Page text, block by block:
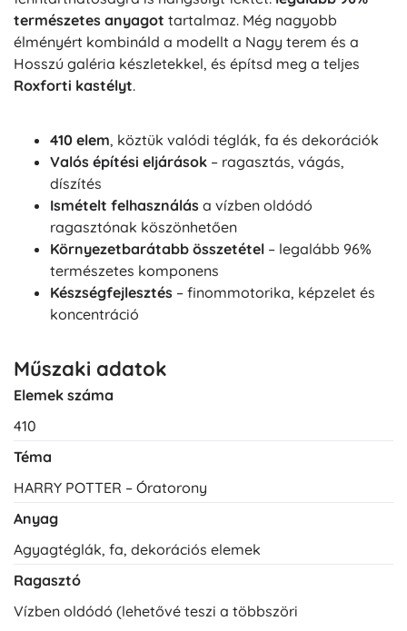
természetes anyagot tartalmaz. Még nagyobb
élményért kombináld a modellt a Nagy terem és a
Hosszú galéria készletekkel, és építsd meg a teljes
Roxforti kastélyt.
410 elem, köztük valódi téglák, fa és dekorációk
Valós építési eljárások – ragasztás, vágás,
díszítés
Ismételt felhasználás a vízben oldódó
ragasztónak köszönhetően
Környezetbarátabb összetétel – legalább 96%
természetes komponens
Készségfejlesztés – finommotorika, képzelet és
koncentráció
Műszaki adatok
Elemek száma
410
Téma
HARRY POTTER – Óratorony
Anyag
Agyagtéglák, fa, dekorációs elemek
Ragasztó
Vízben oldódó (lehetővé teszi a többszöri